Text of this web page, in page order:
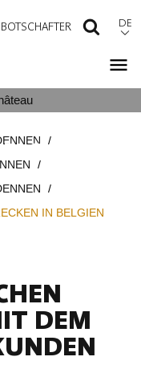
BOTSCHAFTER DE
IN BELGIEN
DEM